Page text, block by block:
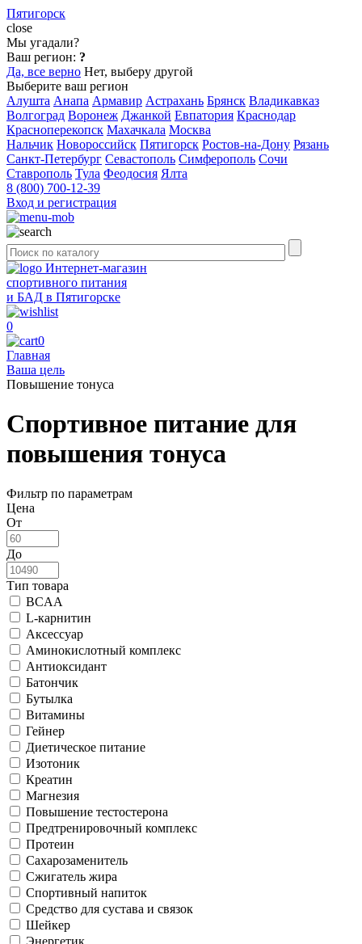
Пятигорск
close
Мы угадали?
Ваш регион: ?
Да, все верно Нет, выберу другой
Выберите ваш регион
Алушта Анапа Армавир Астрахань Брянск Владикавказ
Волгоград Воронеж Джанкой Евпатория Краснодар
Красноперекопск Махачкала Москва
Нальчик Новороссийск Пятигорск Ростов-на-Дону Рязань
Санкт-Петербург Севастополь Симферополь Сочи
Ставрополь Тула Феодосия Ялта
8 (800) 700-12-39
Вход и регистрация
Интернет-магазин
спортивного питания
и БАД в Пятигорске
0
0
Главная
Ваша цель
Повышение тонуса
Спортивное питание для
повышения тонуса
Фильтр по параметрам
Цена
От
До
Тип товара
BCAA
L-карнитин
Аксессуар
Аминокислотный комплекс
Антиоксидант
Батончик
Бутылка
Витамины
Гейнер
Диетическое питание
Изотоник
Креатин
Магнезия
Повышение тестостерона
Предтренировочный комплекс
Протеин
Сахарозаменитель
Сжигатель жира
Спортивный напиток
Средство для сустава и связок
Шейкер
Энергетик